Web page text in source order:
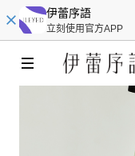
伊蕾序語
立刻使用官方APP